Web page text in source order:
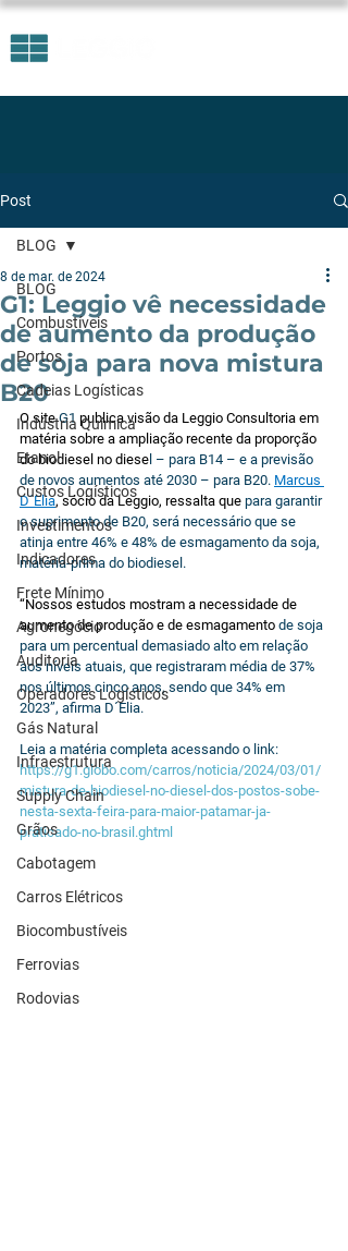
Post
BLOG
Combustíveis
Portos
Cadeias Logísticas
Indústria Química
Etanol
Custos Logísticos
Investimentos
Indicadores
Frete Mínimo
Agronegócio
Auditoria
Operadores Logísticos
Gás Natural
Infraestrutura
Supply Chain
Grãos
Cabotagem
Carros Elétricos
Biocombustíveis
Ferrovias
Rodovias
BLOG
G1: Leggio vê necessidade
de aumento da produção
de soja para nova mistura
B20
8 de mar. de 2024
O site G1 publica visão da Leggio Consultoria em
matéria sobre a ampliação recente da proporção
do biodiesel no diese l – para B14 – e a previsão
de novos aumentos até 2030 – para B20. Marcus
D´Elia, sócio da Leggio, ressalta que para garantir
o suprimento de B20, será necessário que se
atinja entre 46% e 48% de esmagamento da soja,
matéria-prima do biodiesel .
“Nossos estudos mostram a necessidade de
aumento de produção e de esmagamento de soja
para um percentual demasiado alto em relação
aos níveis atuais, que registraram média de 37%
nos últimos cinco anos, sendo que 34% em
2023”, afirma D´Elia.
Leia a matéria completa acessando o link:
https://g1.globo.com/carros/noticia/2024/03/01/
mistura-de-biodiesel-no-diesel-dos-postos-sobe-
nesta-sexta-feira-para-maior-patamar-ja-
praticado-no-brasil.ghtml